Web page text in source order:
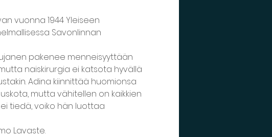
vuonna 1944 Yleiseen
Savonlinnan
pakenee menneisyyttään
naiskirurgia ei katsota hyvällä
Adina kiinnittää huomionsa
mutta vähitellen on kaikkien
tiedä, voiko hän luottaa
Lavaste.